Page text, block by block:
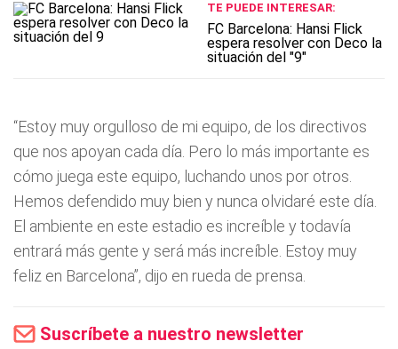
TE PUEDE INTERESAR:
FC Barcelona: Hansi Flick
espera resolver con Deco la
situación del "9"
“Estoy muy orgulloso de mi equipo, de los directivos
que nos apoyan cada día. Pero lo más importante es
cómo juega este equipo, luchando unos por otros.
Hemos defendido muy bien y nunca olvidaré este día.
El ambiente en este estadio es increíble y todavía
entrará más gente y será más increíble. Estoy muy
feliz en Barcelona”, dijo en rueda de prensa.
Suscríbete a nuestro newsletter